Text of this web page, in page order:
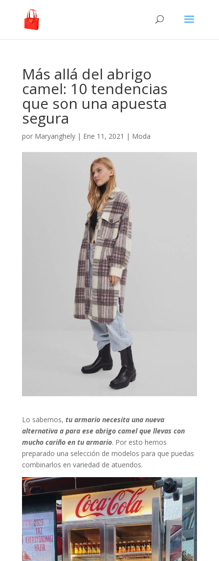
Más allá del abrigo
camel: 10 tendencias
que son una apuesta
segura
por Maryanghely| Ene 11, 2021 | Moda
Lo sabemos, tu armario necesita una nueva
alternativa a para ese abrigo camel que llevas con
mucho cariño en tu armario. Por esto hemos
preparado una selección de modelos para que puedas
combinarlos en variedad de atuendos.